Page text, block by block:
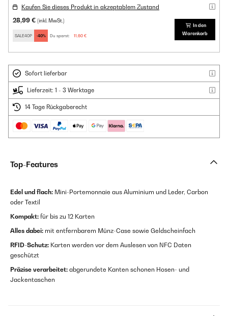
Kaufen Sie dieses Produkt in akzeptablem Zustand
28,99 € (inkl. MwSt.)
SALE40P -40% Du sparst: 11,60 €
In den
Warenkorb
Sofort lieferbar
Lieferzeit: 1 - 3 Werktage
14 Tage Rückgaberecht
Top-Features
Edel und flach: Mini-Portemonnaie aus Aluminium und Leder, Carbon
oder Textil
Kompakt: für bis zu 12 Karten
Alles dabei: mit entfernbarem Münz-Case sowie Geldscheinfach
RFID-Schutz: Karten werden vor dem Auslesen von NFC Daten
geschützt
Präzise verarbeitet: abgerundete Kanten schonen Hosen- und
Jackentaschen